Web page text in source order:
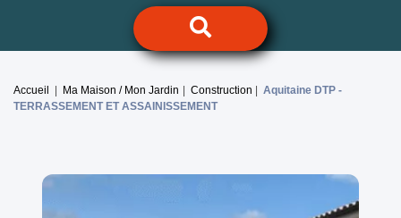
Accueil Ma Maison / Mon Jardin Construction
Aquitaine DTP -
TERRASSEMENT ET ASSAINISSEMENT